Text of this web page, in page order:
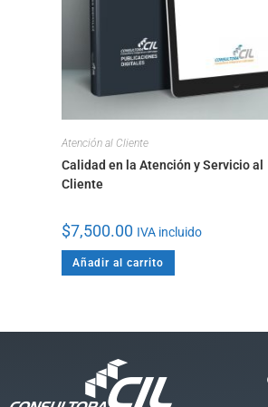
Atención al Cliente
Calidad en la Atención y Servicio al
Cliente
$7,500.00 IVA incluido
Añadir al carrito